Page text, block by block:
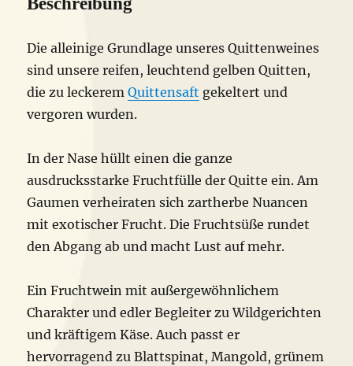
Die alleinige Grundlage unseres Quittenweines
sind unsere reifen, leuchtend gelben Quitten,
die zu leckeremQuittensaft gekeltert und
vergoren wurden.
In der Nase hüllt einen die ganze
ausdrucksstarke Fruchtfülle der Quitte ein. Am
Gaumen verheiraten sich zartherbe Nuancen
mit exotischer Frucht. Die Fruchtsüße rundet
den Abgang ab und macht Lust auf mehr.
Ein Fruchtwein mit außergewöhnlichem
Charakter und edler Begleiter zu Wildgerichten
und kräftigem Käse. Auch passt er
hervorragend zu Blattspinat, Mangold, grünem